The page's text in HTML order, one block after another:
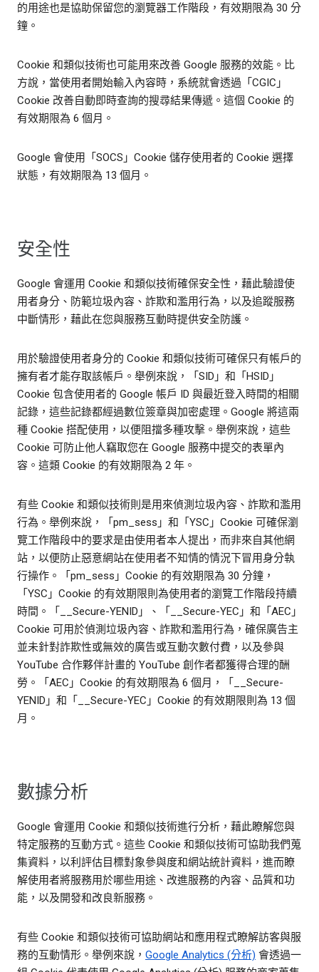
的用途也是協助保留您的瀏覽器工作階段，有效期限為 30 分
鐘。
Cookie 和類似技術也可能用來改善 Google 服務的效能。比
方說，當使用者開始輸入內容時，系統就會透過「CGIC」
Cookie 改善自動即時查詢的搜尋結果傳遞。這個 Cookie 的
有效期限為 6 個月。
Google 會使用「SOCS」Cookie 儲存使用者的 Cookie 選擇
狀態，有效期限為 13 個月。
安全性
Google 會運用 Cookie 和類似技術確保安全性，藉此驗證使
用者身分、防範垃圾內容、詐欺和濫用行為，以及追蹤服務
中斷情形，藉此在您與服務互動時提供安全防護。
用於驗證使用者身分的 Cookie 和類似技術可確保只有帳戶的
擁有者才能存取該帳戶。舉例來說，「SID」和「HSID」
Cookie 包含使用者的 Google 帳戶 ID 與最近登入時間的相關
記錄，這些記錄都經過數位簽章與加密處理。Google 將這兩
種 Cookie 搭配使用，以便阻擋多種攻擊。舉例來說，這些
Cookie 可防止他人竊取您在 Google 服務中提交的表單內
容。這類 Cookie 的有效期限為 2 年。
有些 Cookie 和類似技術則是用來偵測垃圾內容、詐欺和濫用
行為。舉例來說，「pm_sess」和「YSC」Cookie 可確保瀏
覽工作階段中的要求是由使用者本人提出，而非來自其他網
站，以便防止惡意網站在使用者不知情的情況下冒用身分執
行操作。「pm_sess」Cookie 的有效期限為 30 分鐘，
「YSC」Cookie 的有效期限則為使用者的瀏覽工作階段持續
時間。「__Secure-YENID」、「__Secure-YEC」和「AEC」
Cookie 可用於偵測垃圾內容、詐欺和濫用行為，確保廣告主
並未針對詐欺性或無效的廣告或互動次數付費，以及參與
YouTube 合作夥伴計畫的 YouTube 創作者都獲得合理的酬
勞。「AEC」Cookie 的有效期限為 6 個月，「__Secure-
YENID」和「__Secure-YEC」Cookie 的有效期限則為 13 個
月。
數據分析
Google 會運用 Cookie 和類似技術進行分析，藉此瞭解您與
特定服務的互動方式。這些 Cookie 和類似技術可協助我們蒐
集資料，以利評估目標對象參與度和網站統計資料，進而瞭
解使用者將服務用於哪些用途、改進服務的內容、品質和功
能，以及開發和改良新服務。
有些 Cookie 和類似技術可協助網站和應用程式瞭解訪客與服
務的互動情形。舉例來說， Google Analytics (分析) 會透過一